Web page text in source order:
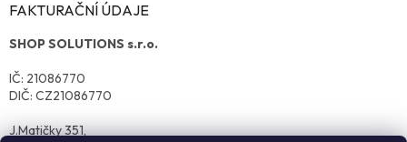
FAKTURAČNÍ ÚDAJE
SHOP SOLUTIONS s.r.o.
IČ: 21086770
DIČ: CZ21086770
J.Matičky 351,